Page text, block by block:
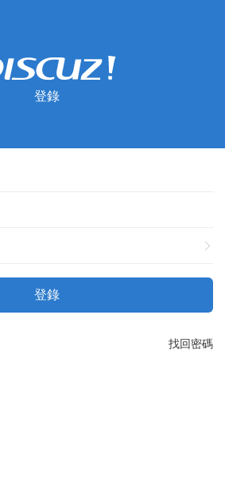
登錄
登錄
找回密碼